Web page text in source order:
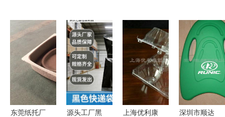
东莞纸托厂
源头工厂黑
上海优利康
深圳市顺达